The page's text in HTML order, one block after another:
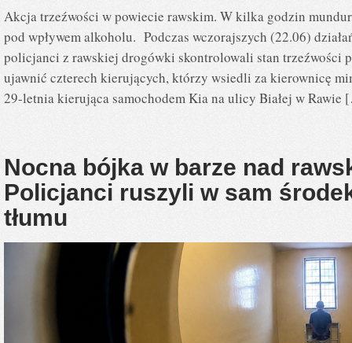
Akcja trzeźwości w powiecie rawskim. W kilka godzin
pod wpływem alkoholu. Podczas wczorajszych (22.06)
policjanci z rawskiej drogówki skontrolowali stan trzeźwości
ujawnić czterech kierujących, którzy wsiedli za kierownicę
29-letnia kierująca samochodem Kia na ulicy Białej w
Nocna bójka w barze nad
Policjanci ruszyli w sam
tłumu